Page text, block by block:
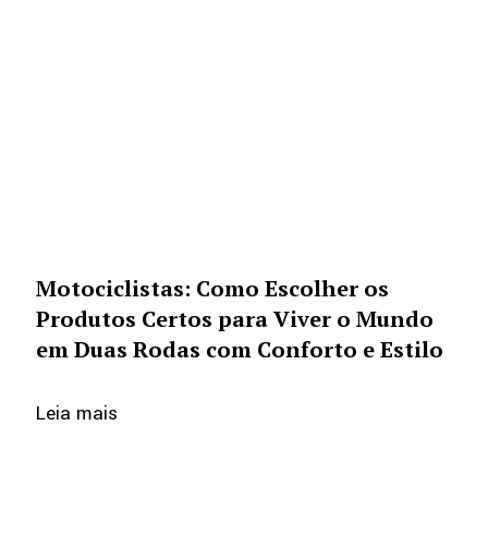
Motociclistas: Como Escolher os
Produtos Certos para Viver o Mundo
em Duas Rodas com Conforto e Estilo
Leia mais